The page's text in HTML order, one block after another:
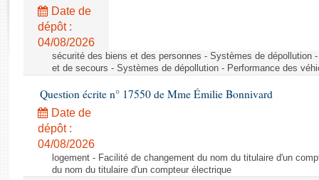
Rapports législatifs
Rapports sur l'application des lois
Baromètre de l’application des lois
Dossiers législatifs
Budget et sécurité sociale
Questions écrites et orales
Comptes rendus des débats
Date de
dépôt :
04/08/2026
sécurité des biens et des personnes - Systèmes de dépollution
et de secours - Systèmes de dépollution - Performance des
Question écrite n° 17550 de Mme Émilie Bonnivard
Date de
dépôt :
04/08/2026
logement - Facilité de changement du nom du titulaire d'un
du nom du titulaire d'un compteur électrique